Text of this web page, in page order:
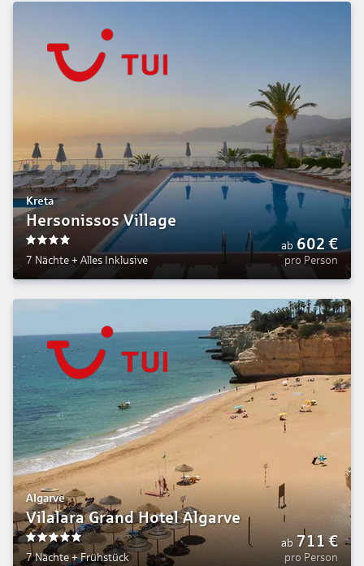
Kreta
Hersonissos Village
7 Nächte + Alles Inklusive
ab 602 €
pro Person
Algarve
Vilalara Grand Hotel Algarve
5
7 Nächte+Frühstück
ab 711€
pro Person